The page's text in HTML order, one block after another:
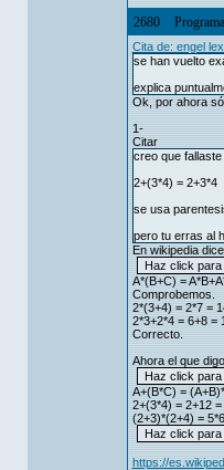
2680
Cita de: engel
se han vuelto
explica
Ok, por ahora
1-
Citar
creo que
2+(3*4) = 2+3*4
se usa
pero tu erras al
En wikipedia
A*(B+C) =
Comprobemos.
2*(3+4) = 2*7 =
2*3+2*4 = 6+8 =
Correcto.
Ahora el que
A+(B*C) =
2+(3*4) = 2+12 =
(2+3)*(2+4) =
https://